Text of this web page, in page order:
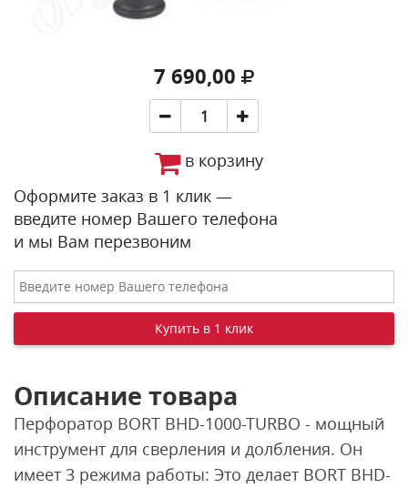
7 690,00
в корзину
Оформите заказ в 1 клик —
введите номер Вашего телефона
и мы Вам перезвоним
Описание товара
Перфоратор BORT BHD-1000-TURBO - мощный
инструмент для сверления и долбления. Он
имеет 3 режима работы: Это делает BORT BHD-